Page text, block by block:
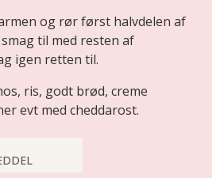
og rør først halvdelen af
til med resten af
igen retten til.
ris, godt brød, creme
evt med cheddarost.